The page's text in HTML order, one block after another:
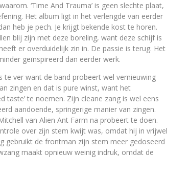
‘Time And Trauma’ is geen slechte plaat,
Het album ligt in het verlengde van eerder
heb je pech. Je krijgt bekende kost te horen.
blij zijn met deze boreling, want deze schijf is
er overduidelijk zin in. De passie is terug. Het
geïnspireerd dan eerder werk.
te ver want de band probeert wel vernieuwing
zingen en dat is pure winst, want het
taste’ te noemen. Zijn cleane zang is wel eens
aandoende, springerige manier van zingen.
van Alien Ant Farm na probeert te doen.
over zijn stem kwijt was, omdat hij in vrijwel
gebruikt de frontman zijn stem meer gedoseerd
maakt opnieuw weinig indruk, omdat de